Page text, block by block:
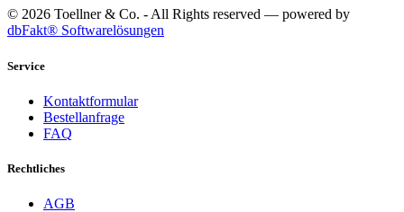
© 2026 Toellner & Co. - All Rights reserved — powered by
dbFakt® Softwarelösungen
Service
Kontaktformular
Bestellanfrage
FAQ
Rechtliches
AGB